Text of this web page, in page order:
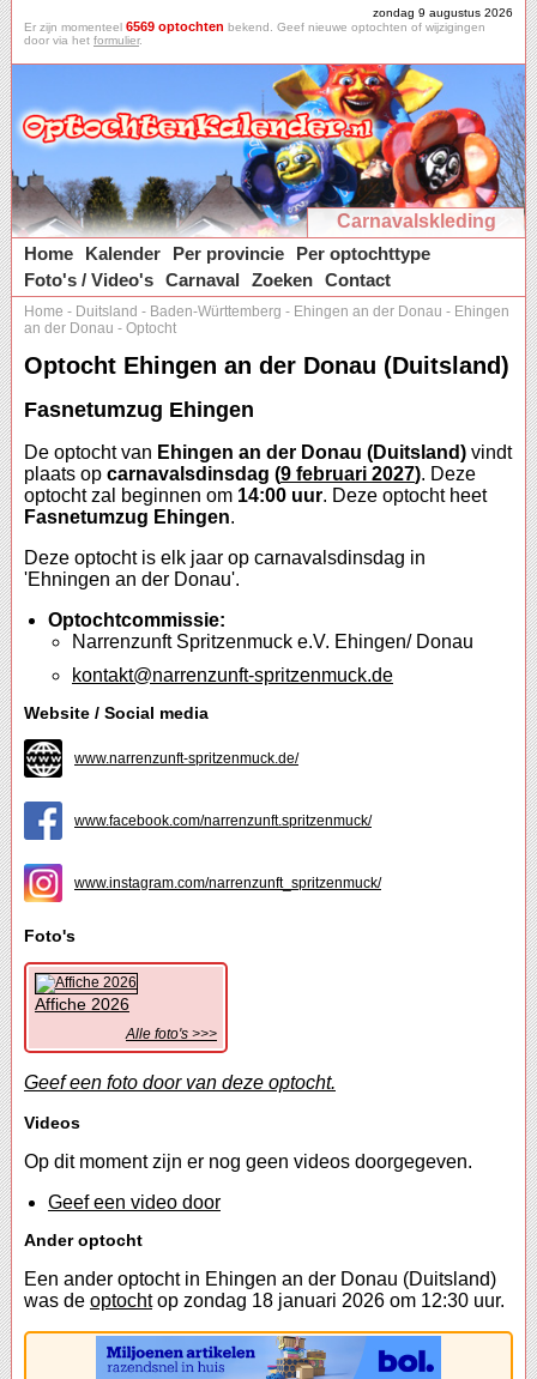
zondag 9 augustus 2026
Er zijn momenteel 6569 optochten bekend. Geef nieuwe optochten of wijzigingen
door via het formulier.
Carnavalskleding
Home
Kalender Per provincie
Per optochttype
Foto's / Video's Carnaval Zoeken Contact
Home - Duitsland - Baden-Württemberg - Ehingen an der Donau - Ehingen
an der Donau - Optocht
Optocht Ehingen an der Donau (Duitsland)
Fasnetumzug Ehingen
De optocht van Ehingen an der Donau (Duitsland) vindt
plaats op carnavalsdinsdag (9 februari 2027). Deze
optocht zal beginnen om 14:00 uur. Deze optocht heet
Fasnetumzug Ehingen.
Deze optocht is elk jaar op carnavalsdinsdag in
'Ehningen an der Donau'.
Optochtcommissie:
Narrenzunft Spritzenmuck e.V. Ehingen/ Donau
kontakt@narrenzunft-spritzenmuck.de
Website / Social media
www.narrenzunft-spritzenmuck.de/
www.facebook.com/narrenzunft.spritzenmuck/
www.instagram.com/narrenzunft_spritzenmuck/
Foto's
Affiche 2026
Alle foto's >>>
Geef een foto door van deze optocht.
Videos
Op dit moment zijn er nog geen videos doorgegeven.
Geef een video door
Ander optocht
Een ander optocht in Ehingen an der Donau (Duitsland)
was de optochtop zondag 18 januari 2026 om 12:30 uur.